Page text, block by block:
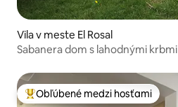
Vila v meste El Rosal
Sabanera dom s lahodnými krbmi
Najobľúbenejšie medzi hosťami
Obľúbené medzi hosťami